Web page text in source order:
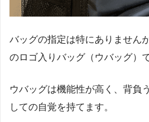
バッグの指定は特にありません
のロゴ入りバッグ（ウバッグ）で
ウバッグは機能性が高く、背負
しての自覚を持てます。